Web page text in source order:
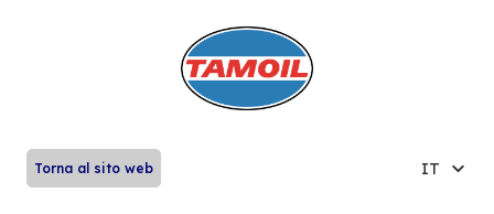
Torna al sito web IT